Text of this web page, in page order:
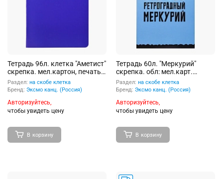
Тетрадь 96л. клетка "Аметист"
скрепка. мел.картон, печать
металлизированным
пантоном
Раздел: на скобе клетка
Бренд: Эксмо канц. (Россия)
Авторизуйтесь,
чтобы увидеть цену
В корзину
Тетрадь 60л. "Меркурий"
скрепка. обл: мел.карт.
глянцевая ламинация
Раздел: на скобе клетка
Бренд: Эксмо канц. (Россия)
Авторизуйтесь,
чтобы увидеть цену
В корзину